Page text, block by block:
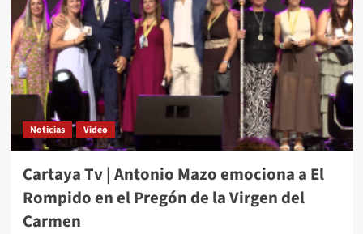
Noticias Video
Cartaya Tv | Antonio Mazo emociona a El
Rompido en el Pregón de la Virgen del
Carmen